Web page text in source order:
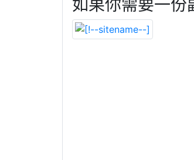
如果你需要一份